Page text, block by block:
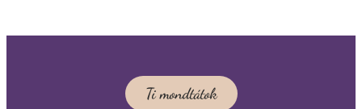
Ti mondtátok